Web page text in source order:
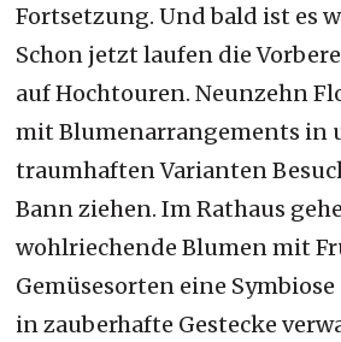
Fortsetzung. Und bald ist es
Schon jetzt laufen die
auf Hochtouren. Neunzehn
mit Blumenarrangements in
traumhaften Varianten
Bann ziehen. Im Rathaus
wohlriechende Blumen mit
Gemüsesorten eine
in zauberhafte Gestecke